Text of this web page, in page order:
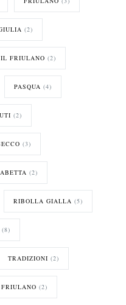
(2)
IL FRIULANO (2)
PASQUA (4)
(2)
(3)
(2)
RIBOLLA GIALLA (5)
(8)
TRADIZIONI (2)
(2)